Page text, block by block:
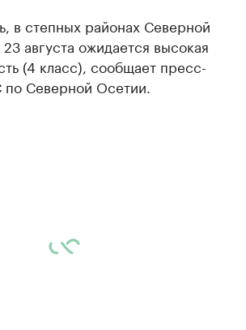
в степных районах Северной
августа ожидается высокая
(4 класс), сообщает пресс-
Северной Осетии.